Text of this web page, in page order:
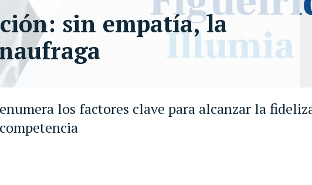
los factores clave para alcanzar la
sin empatía, la